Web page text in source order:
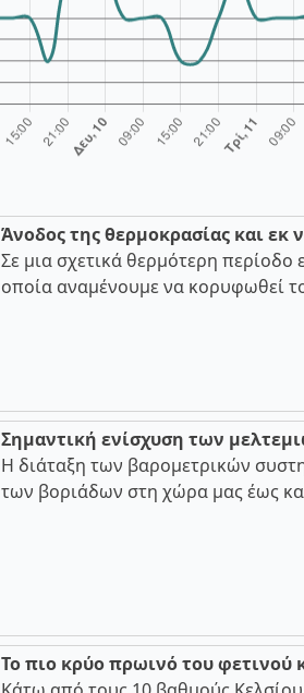
Άνοδος της θερμοκρασίας και
Σε μια σχετικά θερμότερη
οποία αναμένουμε να κορυφωθεί
Σημαντική ενίσχυση των
Η διάταξη των βαρομετρικών
των βοριάδων στη χώρα μας έως
Το πιο κρύο πρωινό του φετινού